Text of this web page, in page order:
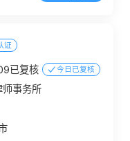
证
已复核 今日已复核
师事务所